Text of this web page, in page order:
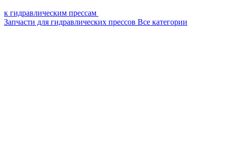
к гидравлическим прессам
Запчасти для гидравлических прессов Все категории